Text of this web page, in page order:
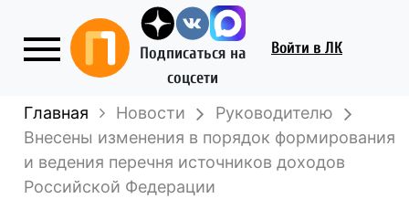
Подписаться на
соцсети
Войти в ЛК
Главная Новости
Руководителю
Внесены изменения в порядок формирования
и ведения перечня источников доходов
Российской Федерации